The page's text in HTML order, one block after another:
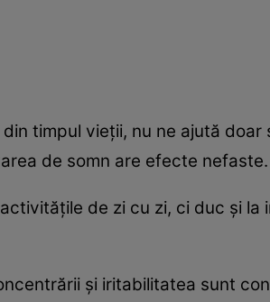
timpul vieţii, nu ne ajută doar
de somn are efecte nefaste.
de zi cu zi, ci duc şi la
şi iritabilitatea sunt